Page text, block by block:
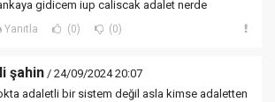
gidicem iup caliscak adalet nerde
Yanıtla (0) (0)
şahin / 24/09/2024 20:07
adaletli bir sistem değil asla kimse adaletten